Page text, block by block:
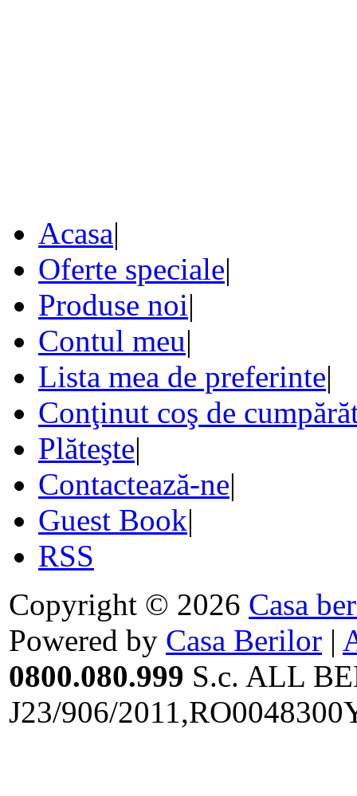
Acasa|
Oferte speciale|
Produse noi|
Contul meu|
Lista mea de preferinte|
Conţinut coş de
Plăteşte|
Contactează-ne|
Guest Book|
RSS
Copyright © 2026 Casa
Powered by Casa Berilor |
0800.080.999 S.c. ALL
J23/906/